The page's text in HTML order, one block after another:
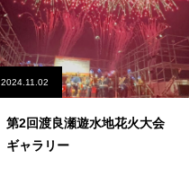
2024.11.02
第2回渡良瀬遊水地花火大会
ギャラリー